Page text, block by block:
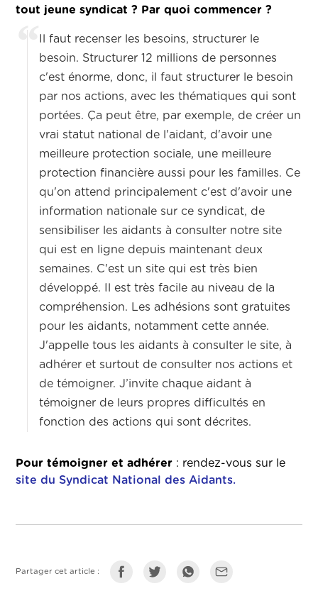
tout jeune syndicat ? Par quoi commencer ?
Il faut recenser les besoins, structurer le
besoin. Structurer 12 millions de personnes
c'est énorme, donc, il faut structurer le besoin
par nos actions, avec les thématiques qui sont
portées. Ça peut être, par exemple, de créer un
vrai statut national de l'aidant, d'avoir une
meilleure protection sociale, une meilleure
protection financière aussi pour les familles. Ce
qu'on attend principalement c'est d'avoir une
information nationale sur ce syndicat, de
sensibiliser les aidants à consulter notre site
qui est en ligne depuis maintenant deux
semaines. C'est un site qui est très bien
développé. Il est très facile au niveau de la
compréhension. Les adhésions sont gratuites
pour les aidants, notamment cette année.
J'appelle tous les aidants à consulter le site, à
adhérer et surtout de consulter nos actions et
de témoigner. J’invite chaque aidant à
témoigner de leurs propres difficultés en
fonction des actions qui sont décrites.
Pour témoigner et adhérer : rendez-vous sur le
site du Syndicat National des Aidants.
Partager cet article :